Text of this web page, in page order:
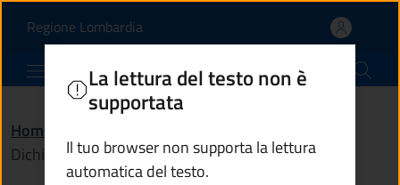
Dichiarare il cambio di
Regione Lombardia(apre in un'altra scheda).
Comune di Ponte di Legno
Home
Dichiarare il cambio di residenza
La lettura del testo non è
supportata
Il tuo browser non supporta la lettura
automatica del testo.